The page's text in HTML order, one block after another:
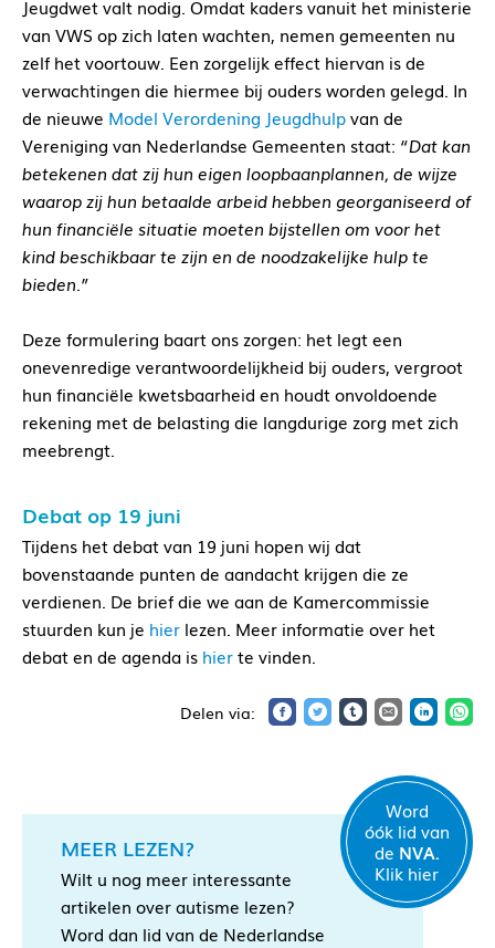
Jeugdwet valt nodig. Omdat kaders vanuit het ministerie
van VWS op zich laten wachten, nemen gemeenten nu
zelf het voortouw. Een zorgelijk effect hiervan is de
verwachtingen die hiermee bij ouders worden gelegd. In
de nieuwe Model Verordening Jeugdhulpvan de
Vereniging van Nederlandse Gemeenten staat: “Dat kan
betekenen dat zij hun eigen loopbaanplannen, de wijze
waarop zij hun betaalde arbeid hebben georganiseerd of
hun financiële situatie moeten bijstellen om voor het
kind beschikbaar te zijn en de noodzakelijke hulp te
bieden.”
Deze formulering baart ons zorgen: het legt een
onevenredige verantwoordelijkheid bij ouders, vergroot
hun financiële kwetsbaarheid en houdt onvoldoende
rekening met de belasting die langdurige zorg met zich
meebrengt.
Debat op 19 juni
Tijdens het debat van 19 juni hopen wij dat
bovenstaande punten de aandacht krijgen die ze
verdienen. De brief die we aan de Kamercommissie
stuurden kun je hier lezen. Meer informatie over het
debat en de agenda is hierte vinden.
MEER LEZEN?
Wilt u nog meer interessante
artikelen over autisme lezen?
Word dan lid van de Nederlandse
Word
óók lid van
de NVA.
Klik hier